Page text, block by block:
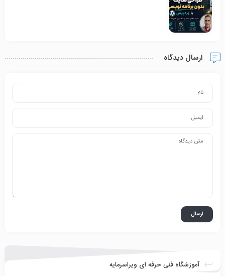
ارسال دیدگاه
آموزشگاه فنی حرفه ای ویراسرمایه